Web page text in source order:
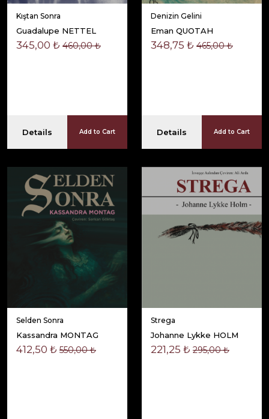
Kıştan Sonra
Guadalupe NETTEL
345,00 ₺ 460,00 ₺
Details Add to Cart
Denizin Gelini
Eman QUOTAH
348,75 ₺ 465,00 ₺
Details Add to Cart
Selden Sonra
Kassandra MONTAG
412,50 ₺ 550,00 ₺
Strega
Johanne Lykke HOLM
221,25 ₺ 295,00 ₺